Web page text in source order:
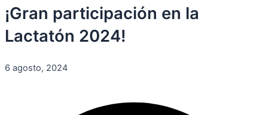
¡Gran participación en la
Lactatón 2024!
6 agosto, 2024